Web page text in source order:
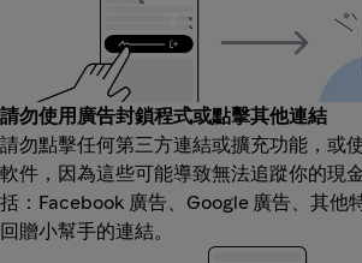
請勿使用廣告封鎖程式或點擊其他連結
請勿點擊任何第三方連結或擴充功能，或
軟件，因為這些可能導致無法追蹤你的現
括：Facebook 廣告、Google 廣告、其他
回贈小幫手的連結。